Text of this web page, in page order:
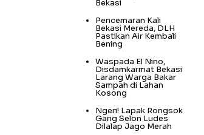
Bekasi
Pencemaran Kali
Bekasi Mereda, DLH
Pastikan Air Kembali
Bening
Waspada El Nino,
Disdamkarmat Bekasi
Larang Warga Bakar
Sampah di Lahan
Kosong
Ngeri! Lapak Rongsok
Gang Selon Ludes
Dilalap Jago Merah